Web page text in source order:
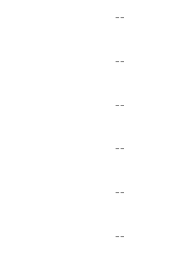
--
--
--
--
--
--